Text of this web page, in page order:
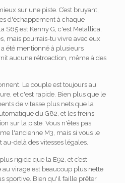
sur une piste. C’est bruyant,
d'échappement à chaque
S65 est Kenny G, c'est Metallica.
mais pourrais-tu vivre avec eux
été mentionné à plusieurs
aucune rétroaction, même à des
Le couple est toujours au
et c'est rapide. Bien plus que le
de vitesse plus nets que la
du G82, et les freins
sur la piste. Vous n'êtes pas
l'ancienne M3, mais si vous le
delà des vitesses légales.
rigide que la E92, et c’est
virage est beaucoup plus nette
sportive. Bien qu'il faille prêter